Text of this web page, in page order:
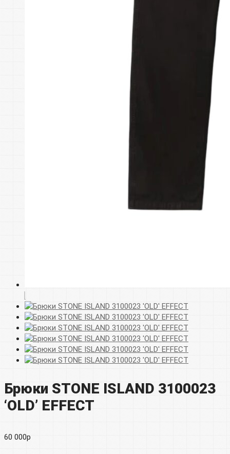
Брюки STONE ISLAND 3100023
‘OLD’ EFFECT
60 000р